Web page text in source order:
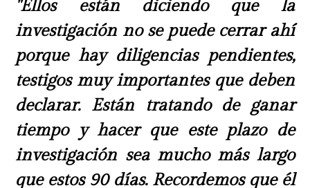
"Ellos están diciendo que la
investigación no se puede cerrar ahí
porque hay diligencias pendientes,
testigos muy importantes que deben
declarar. Están tratando de ganar
tiempo y hacer que este plazo de
investigación sea mucho más largo
que estos 90 días. Recordemos que él